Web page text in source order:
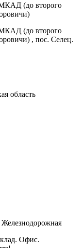
(до второго
(до второго
, пос. Селец.
область
Офис.